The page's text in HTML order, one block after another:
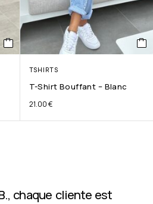
TSHIRTS
T-Shirt Bouffant – Blanc
21.00€
chaque cliente est